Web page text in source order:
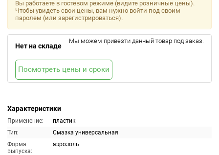
Характеристики
Применение:
пластик
Тип:
Смазка универсальная
Форма
выпуска:
аэрозоль
Вы работаете в гостевом режиме (видите розничные цены).
Чтобы увидеть свои цены, вам нужно войти под своим
паролем (или зарегистрироваться).
Нет на складе
Мы можем привезти данный товар под заказ.
Посмотреть цены и сроки